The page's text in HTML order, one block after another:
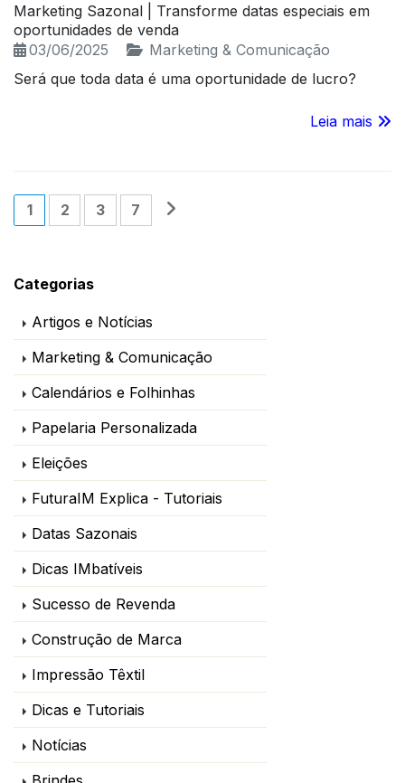
Marketing Sazonal | Transforme datas especiais em
oportunidades de venda
03/06/2025
Marketing & Comunicação
Será que toda data é uma oportunidade de lucro?
Leia mais
1 2 3 7
Categorias
Artigos e Notícias
Marketing & Comunicação
Calendários e Folhinhas
Papelaria Personalizada
Eleições
FuturaIM Explica - Tutoriais
Datas Sazonais
Dicas IMbatíveis
Sucesso de Revenda
Construção de Marca
Impressão Têxtil
Dicas e Tutoriais
Notícias